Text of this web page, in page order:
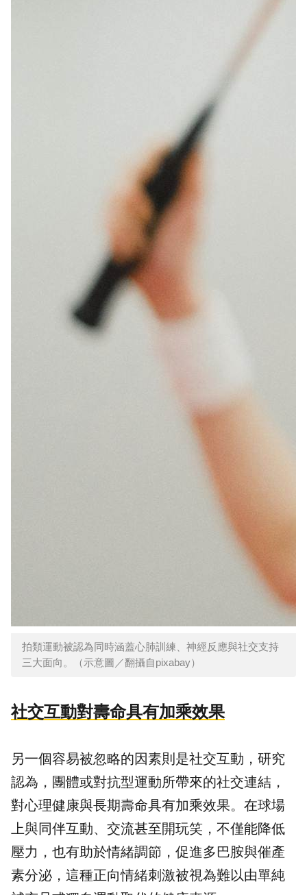
拍類運動被認為同時涵蓋心肺訓練、神經反應與社交支持
三大面向。（示意圖／翻攝自pixabay）
社交互動對壽命具有加乘效果
另一個容易被忽略的因素則是社交互動，研究
認為，團體或對抗型運動所帶來的社交連結，
對心理健康與長期壽命具有加乘效果。在球場
上與同伴互動、交流甚至開玩笑，不僅能降低
壓力，也有助於情緒調節，促進多巴胺與催產
素分泌，這種正向情緒刺激被視為難以由單純